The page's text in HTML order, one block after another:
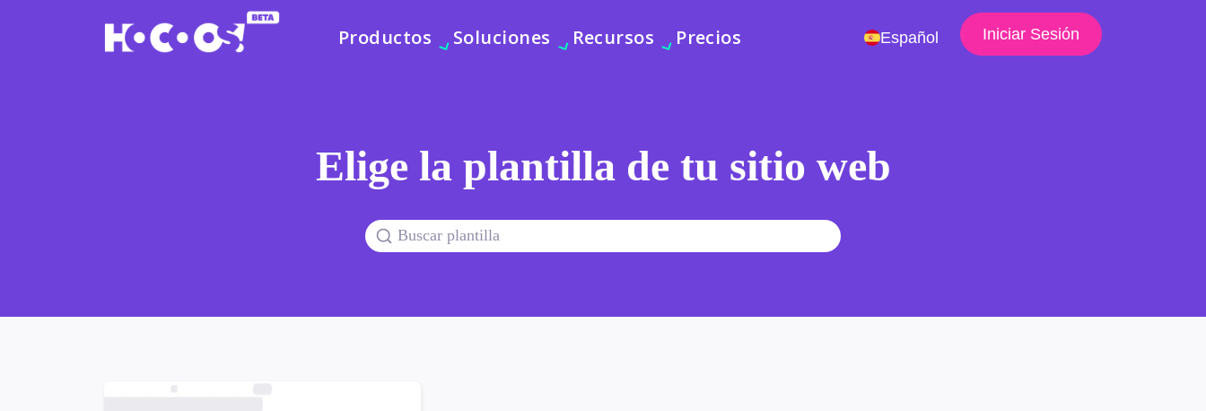
Productos Soluciones Recursos Precios Español Iniciar Sesión
Elige la plantilla de tu sitio web